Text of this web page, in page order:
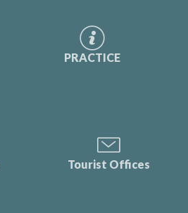
PRACTICE
Tourist Offices